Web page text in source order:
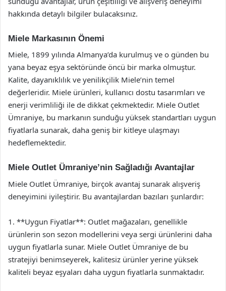
hakkında detaylı bilgiler bulacaksınız.
Miele Markasının Önemi
Miele, 1899 yılında Almanya’da kurulmuş ve o günden bu
yana beyaz eşya sektöründe öncü bir marka olmuştur.
Kalite, dayanıklılık ve yenilikçilik Miele’nin temel
değerleridir. Miele ürünleri, kullanıcı dostu tasarımları ve
enerji verimliliği ile de dikkat çekmektedir. Miele Outlet
Ümraniye, bu markanın sunduğu yüksek standartları uygun
fiyatlarla sunarak, daha geniş bir kitleye ulaşmayı
hedeflemektedir.
Miele Outlet Ümraniye’nin Sağladığı Avantajlar
Miele Outlet Ümraniye, birçok avantaj sunarak alışveriş
deneyimini iyileştirir. Bu avantajlardan bazıları şunlardır:
1. **Uygun Fiyatlar**: Outlet mağazaları, genellikle
ürünlerin son sezon modellerini veya sergi ürünlerini daha
uygun fiyatlarla sunar. Miele Outlet Ümraniye de bu
stratejiyi benimseyerek, kalitesiz ürünler yerine yüksek
kaliteli beyaz eşyaları daha uygun fiyatlarla sunmaktadır.